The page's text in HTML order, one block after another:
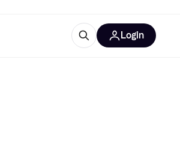
Login